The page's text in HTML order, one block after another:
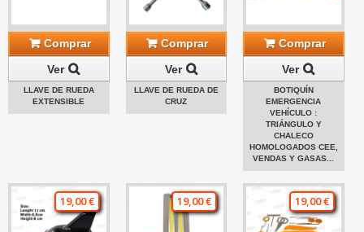
Comprar
Ver
LLAVE DE RUEDA
EXTENSIBLE
Comprar
Ver
LLAVE DE RUEDA DE
CRUZ
Comprar
Ver
BOTIQUÍN
EMERGENCIA
VEHÍCULO :
TRIÁNGULO Y
CHALECO
HOMOLOGADOS CEE,
VENDAS Y GASAS...
19,00 € 19,00 € 19,00 €